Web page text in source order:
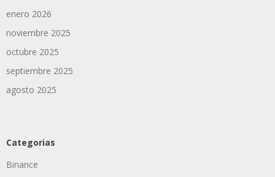
enero 2026
noviembre 2025
octubre 2025
septiembre 2025
agosto 2025
Categorias
Binance